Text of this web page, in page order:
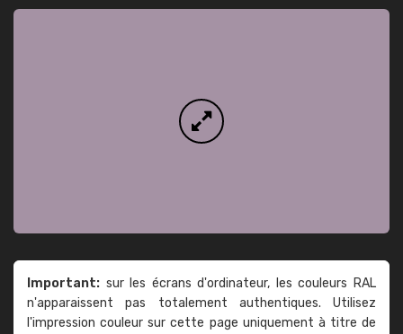
Important: sur les écrans d'ordinateur, les couleurs RAL
n'apparaissent pas totalement authentiques. Utilisez
l'impression couleur sur cette page uniquement à titre de